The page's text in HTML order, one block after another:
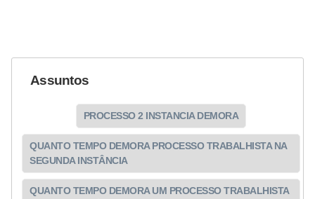
Assuntos
PROCESSO 2 INSTANCIA DEMORA
QUANTO TEMPO DEMORA PROCESSO TRABALHISTA NA
SEGUNDA INSTÂNCIA
QUANTO TEMPO DEMORA UM PROCESSO TRABALHISTA